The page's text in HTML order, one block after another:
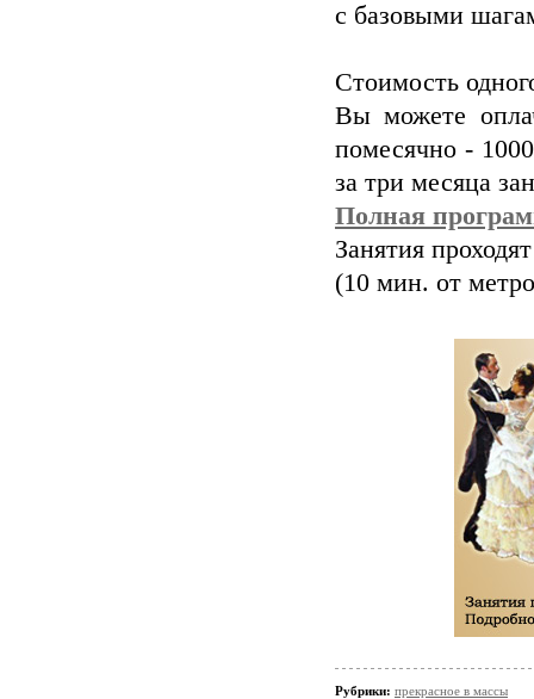
с базовыми
Стоимость
Вы можете
помесячно -
за три месяца
Полная
Занятия
(10 мин. от
Рубрики: прекрасное в массы